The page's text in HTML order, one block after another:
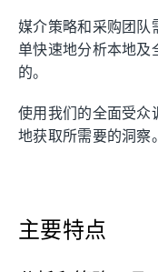
媒介策略和采购团队
单快速地分析本地及
的。
使用我们的全面受众
地获取所需要的洞察
主要特点